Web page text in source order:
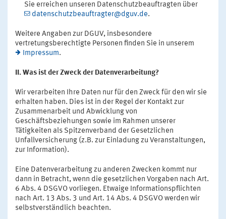
Sie erreichen unseren Datenschutzbeauftragten über
datenschutzbeauftragter@dguv.de.
Weitere Angaben zur DGUV, insbesondere
vertretungsberechtigte Personen finden Sie in unserem
Impressum.
II. Was ist der Zweck der Datenverarbeitung?
Wir verarbeiten Ihre Daten nur für den Zweck für den wir sie
erhalten haben. Dies ist in der Regel der Kontakt zur
Zusammenarbeit und Abwicklung von
Geschäftsbeziehungen sowie im Rahmen unserer
Tätigkeiten als Spitzenverband der Gesetzlichen
Unfallversicherung (z.B. zur Einladung zu Veranstaltungen,
zur Information).
Eine Datenverarbeitung zu anderen Zwecken kommt nur
dann in Betracht, wenn die gesetzlichen Vorgaben nach Art.
6 Abs. 4 DSGVO vorliegen. Etwaige Informationspflichten
nach Art. 13 Abs. 3 und Art. 14 Abs. 4 DSGVO werden wir
selbstverständlich beachten.